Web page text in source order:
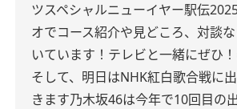
ツスペシャルニューイヤー駅伝2025
オでコース紹介や見どころ、対談
いています！ テレビと一緒にぜひ
そして、 明日はNHK紅白歌合戦に
きます乃木坂46は今年で10回目の